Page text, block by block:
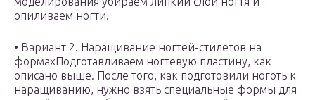
опиливаем ногти.
• Вариант 2. Наращивание ногтей-стилетов на
формахПодготавливаем ногтевую пластину, как
описано выше. После того, как подготовили ноготь к
наращиванию, нужно взять специальные формы для